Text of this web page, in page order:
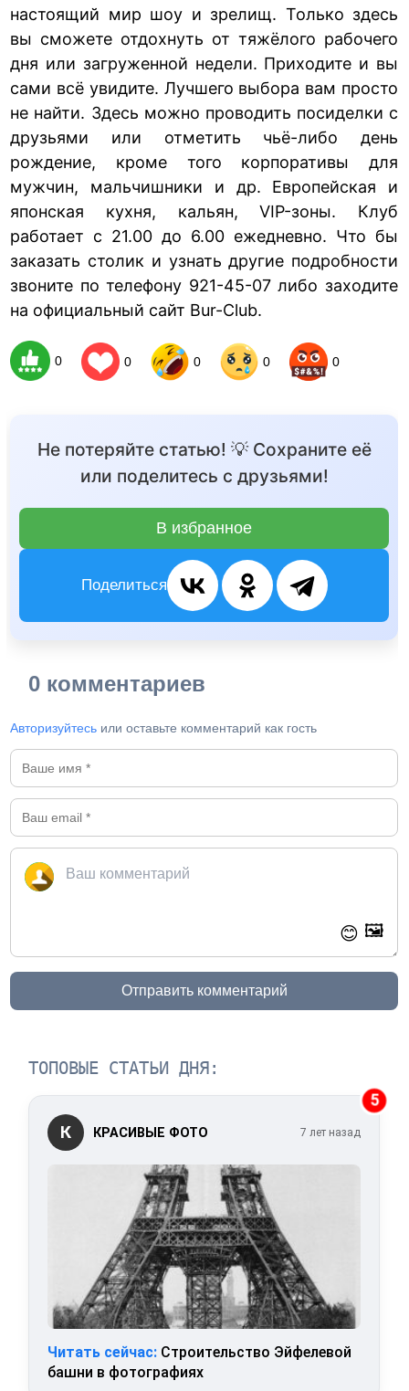
настоящий мир шоу и зрелищ. Только здесь
вы сможете отдохнуть от тяжёлого рабочего
дня или загруженной недели. Приходите и вы
сами всё увидите. Лучшего выбора вам просто
не найти. Здесь можно проводить посиделки с
друзьями или отметить чьё-либо день
рождение, кроме того корпоративы для
мужчин, мальчишники и др. Европейская и
японская кухня, кальян, VIP-зоны. Клуб
работает с 21.00 до 6.00 ежедневно. Что бы
заказать столик и узнать другие подробности
звоните по телефону 921-45-07 либо заходите
на официальный сайт Bur-Club.
0 0 0 0 0
Не потеряйте статью! 💡 Сохраните её
или поделитесь с друзьями!
В избранное
Поделиться
0 комментариев
Авторизуйтесь или оставьте комментарий как гость
😊 🖼️
Отправить комментарий
ТОПОВЫЕ СТАТЬИ ДНЯ:
5
К КРАСИВЫЕ ФОТО 7 лет назад
Читать сейчас: Строительство Эйфелевой
башни в фотографиях